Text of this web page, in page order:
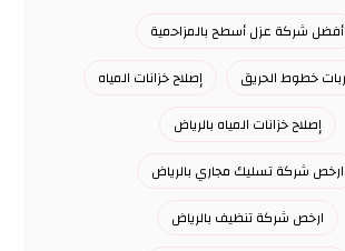
أفضل شركة عزل أسطح بالمزاحمية
خطوط الحريق
إصلاح خزانات المياه
إصلاح خزانات المياه بالرياض
ارخص شركة تسليك مجاري بالرياض
ارخص شركة تنظيف بالرياض